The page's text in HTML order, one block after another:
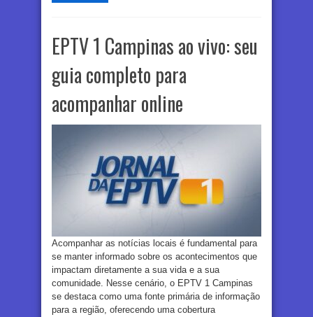
EPTV 1 Campinas ao vivo: seu
guia completo para
acompanhar online
Acompanhar as notícias locais é fundamental para
se manter informado sobre os acontecimentos que
impactam diretamente a sua vida e a sua
comunidade. Nesse cenário, o EPTV 1 Campinas
se destaca como uma fonte primária de informação
para a região, oferecendo uma cobertura